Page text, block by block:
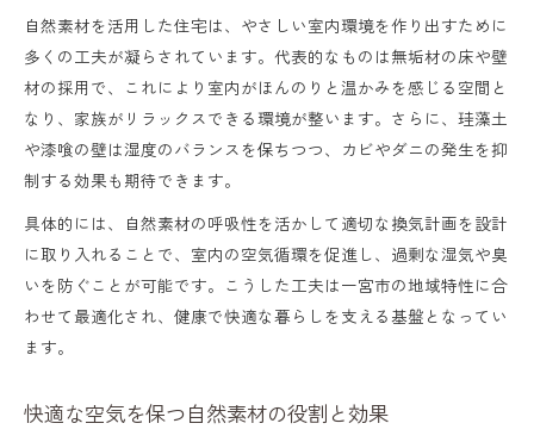
自然素材を活用した住宅は、やさしい室内環境を作り出すために
多くの工夫が凝らされています。代表的なものは無垢材の床や壁
材の採用で、これにより室内がほんのりと温かみを感じる空間と
なり、家族がリラックスできる環境が整います。さらに、珪藻土
や漆喰の壁は湿度のバランスを保ちつつ、カビやダニの発生を抑
制する効果も期待できます。
具体的には、自然素材の呼吸性を活かして適切な換気計画を設計
に取り入れることで、室内の空気循環を促進し、過剰な湿気や臭
いを防ぐことが可能です。こうした工夫は一宮市の地域特性に合
わせて最適化され、健康で快適な暮らしを支える基盤となってい
ます。
快適な空気を保つ自然素材の役割と効果